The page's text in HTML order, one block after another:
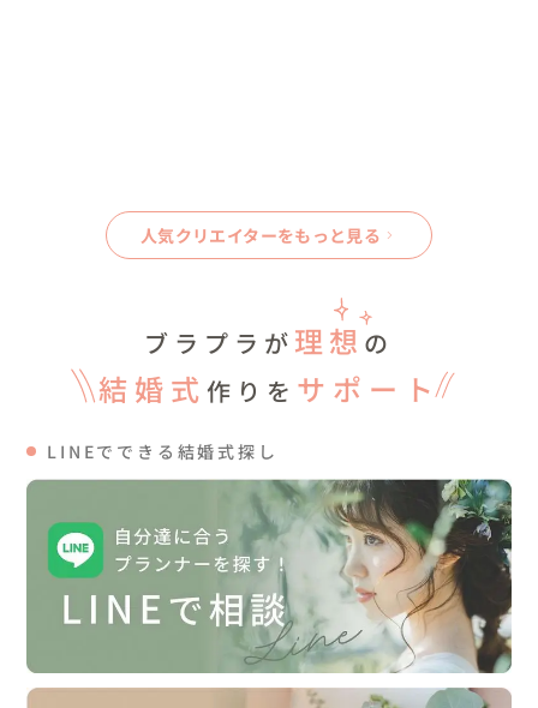
人気クリエイターをもっと見る
ブラプラが 理想 の
結婚式 作りを サポート
LINEでできる結婚式探し